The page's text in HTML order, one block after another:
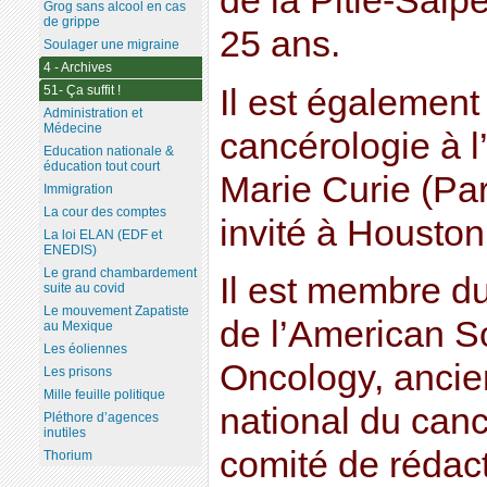
25 ans.
Il est
cancérologie à
Marie Curie
invité à
Il est membre
de l’American
Oncology,
national du
comité de
Grog sans alcool en cas
de grippe
Soulager une migraine
4 - Archives
51- Ça suffit !
Administration et
Médecine
Education nationale &
éducation tout court
Immigration
La cour des comptes
La loi ELAN (EDF et
ENEDIS)
Le grand chambardement
suite au covid
Le mouvement Zapatiste
au Mexique
Les éoliennes
Les prisons
Mille feuille politique
Pléthore d’agences
inutiles
Thorium